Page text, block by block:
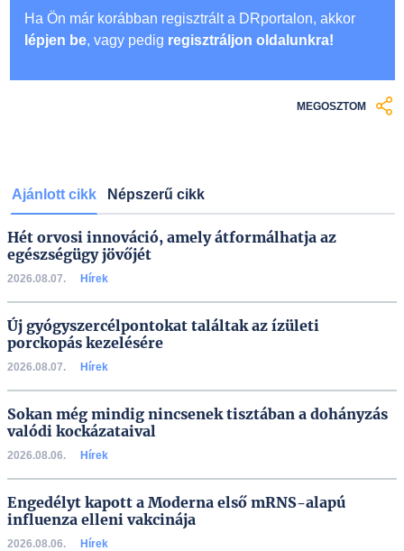
Ha Ön már korábban regisztrált a DRportalon, akkor
lépjen be, vagy pedig regisztráljon oldalunkra!
MEGOSZTOM
Ajánlott cikk Népszerű cikk
Hét orvosi innováció, amely átformálhatja az
egészségügy jövőjét
2026.08.07. Hírek
Új gyógyszercélpontokat találtak az ízületi
porckopás kezelésére
2026.08.07. Hírek
Sokan még mindig nincsenek tisztában a dohányzás
valódi kockázataival
2026.08.06. Hírek
Engedélyt kapott a Moderna első mRNS-alapú
influenza elleni vakcinája
2026.08.06. Hírek